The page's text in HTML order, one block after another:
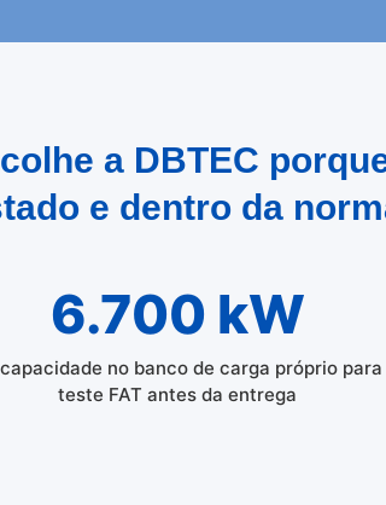
a DBTEC
e dentro da
6.700 kW
no banco de carga próprio para
teste FAT antes da entrega